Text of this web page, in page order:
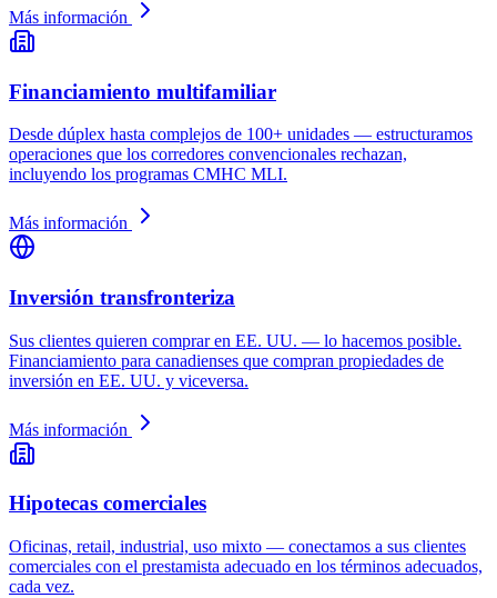
Más información
Financiamiento multifamiliar
Desde dúplex hasta complejos de 100+ unidades — estructuramos
operaciones que los corredores convencionales rechazan,
incluyendo los programas CMHC MLI.
Más información
Inversión transfronteriza
Sus clientes quieren comprar en EE. UU. — lo hacemos posible.
Financiamiento para canadienses que compran propiedades de
inversión en EE. UU. y viceversa.
Más información
Hipotecas comerciales
Oficinas, retail, industrial, uso mixto — conectamos a sus clientes
comerciales con el prestamista adecuado en los términos adecuados,
cada vez.